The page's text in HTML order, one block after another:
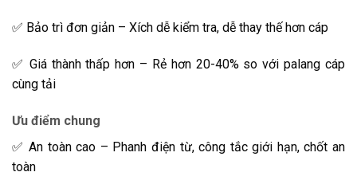
✅ Bảo trì đơn giản – Xích dễ kiểm tra, dễ thay thế hơn cáp
✅ Giá thành thấp hơn – Rẻ hơn 20-40% so với palang cáp
cùng tải
Ưu điểm chung
✅ An toàn cao – Phanh điện từ, công tắc giới hạn, chốt an
toàn